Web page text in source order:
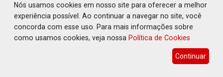
Nós usamos cookies em nosso site para oferecer a melhor
experiência possível. Ao continuar a navegar no site, você
concorda com esse uso. Para mais informações sobre
como usamos cookies, veja nossa Política de Cookies
Continuar